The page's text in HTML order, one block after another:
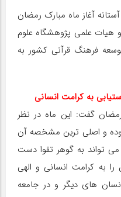
آغاز ماه مبارک رمضان
هیات علمی پژوهشگاه علوم
فرهنگ قرآنی کشور به
به کرامت انسانی
گفت: این ماه در نظر
و اصلی ترین مشخصه آن
تواند به گوهر تقوا دست
به کرامت انسانی و الهی
های دیگر و در جامعه